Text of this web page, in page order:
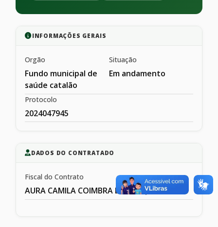
INFORMAÇÕES GERAIS
Orgão
Fundo municipal de
saúde catalão
Situação
Em andamento
Protocolo
2024047945
DADOS DO CONTRATADO
Fiscal do Contrato
AURA CAMILA COIMBRA DE MESQIUITA